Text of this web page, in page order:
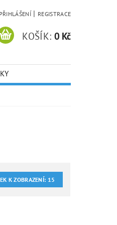
PŘIHLÁŠENÍ | REGISTRACE
KOŠÍK: 0 Kč
K ZOBRAZENÍ: 15